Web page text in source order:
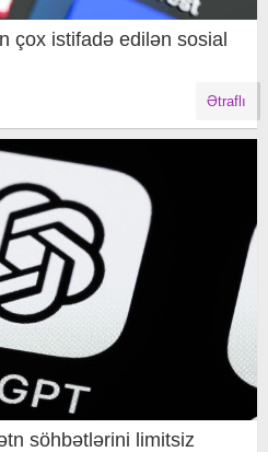
çox istifadə edilən sosial
Ətraflı
söhbətlərini limitsiz